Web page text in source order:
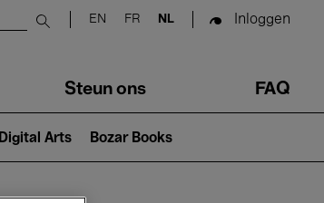
Submit search
EN FR NL Inloggen
Steun ons FAQ
Digital Arts Bozar Books